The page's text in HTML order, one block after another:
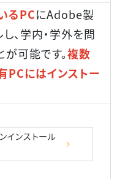
るPCにAdobe製
、学内・学外を問
可能です。複数
PCにはインストー
インストール